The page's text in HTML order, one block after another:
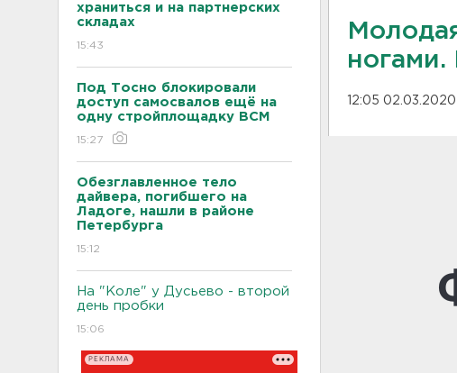
храниться и на партнерских
складах
15:43
Под Тосно блокировали
доступ самосвалов ещё на
одну стройплощадку ВСМ
15:27
Обезглавленное тело
дайвера, погибшего на
Ладоге, нашли в районе
Петербурга
15:12
На "Коле" у Дусьево - второй
день пробки
15:06
РЕКЛАМА
12:05 02.03.2020